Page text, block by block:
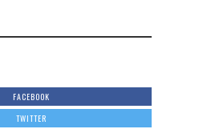
FACEBOOK
TWITTER